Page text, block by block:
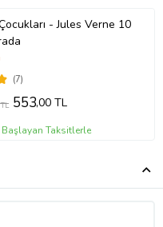
- Jules Verne 10
(7)
553,00 TL
Taksitlerle